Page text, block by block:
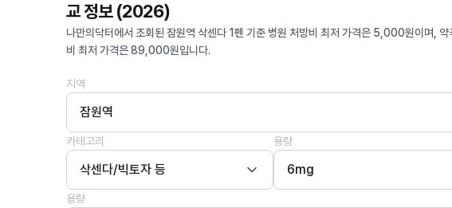
교 정보 (2026)
나만의닥터에서 조회된 잠원역 삭센다 1펜 기준 병원 처방비 최저 가격은 5,000원이며, 약
비 최저 가격은 89,000원입니다.
지역
잠원역
카테고리
삭센다/빅토자 등
용량
6mg
용량